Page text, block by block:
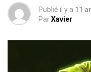
Publié il y a 11
ParXavier